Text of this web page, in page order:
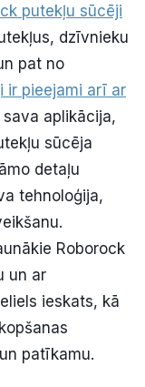
putekļu sūcēji
dzīvnieku
pat no
ir pieejami arī ar
sava aplikācija,
sūcēja
detaļu
tehnoloģija,
Roborock
un ar
ieskats, kā
patīkamu.